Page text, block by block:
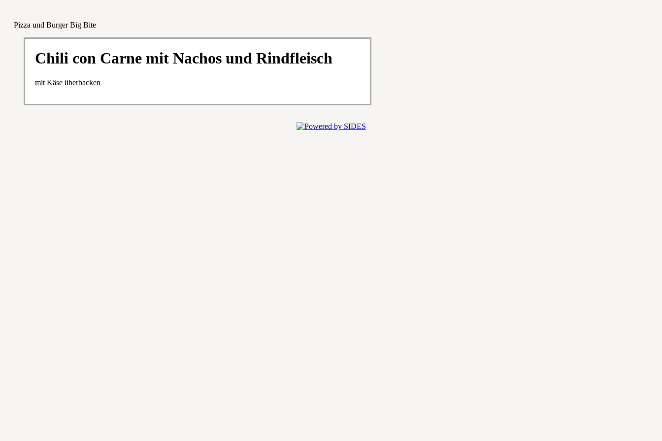
Pizza und Burger Big Bite
Chili con Carne mit Nachos und Rindfleisch
mit Käse überbacken